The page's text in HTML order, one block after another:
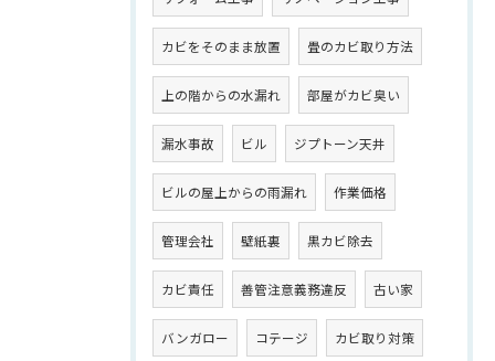
カビをそのまま放置 畳のカビ取り方法
上の階からの水漏れ 部屋がカビ臭い
漏水事故 ビル ジプトーン天井
ビルの屋上からの雨漏れ 作業価格
管理会社 壁紙裏 黒カビ除去
カビ責任 善管注意義務違反 古い家
バンガロー コテージ カビ取り対策